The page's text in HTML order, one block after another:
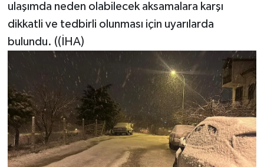
ulaşımda neden olabilecek aksamalara karşı
dikkatli ve tedbirli olunması için uyarılarda
bulundu. ((İHA)